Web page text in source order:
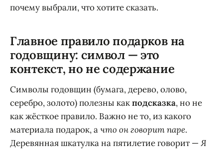
почему выбрали, что хотите сказать.
Главное правило подарков на
годовщину: символ — это
контекст, но не содержание
Символы годовщин (бумага, дерево, олово,
серебро, золото) полезны какподсказка, но не
как жёсткое правило. Важно не то, из какого
материала подарок, ачто он говорит паре.
Деревянная шкатулка на пятилетие говорит —Я